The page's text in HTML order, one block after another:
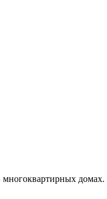
многоквартирных домах.